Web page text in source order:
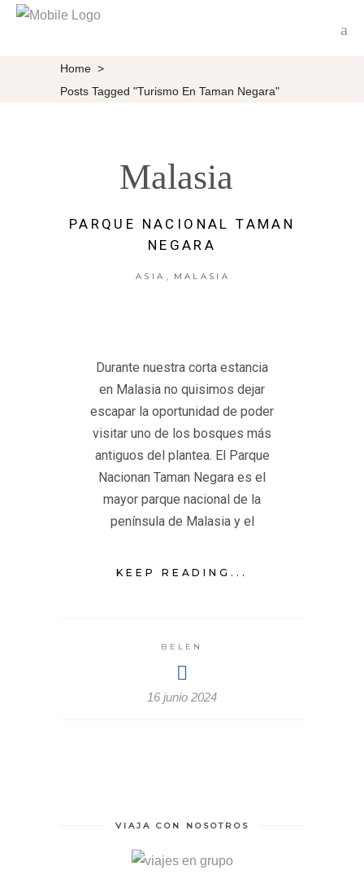
Home >
Posts Tagged "turismo En Taman Negara"
Malasia
PARQUE NACIONAL TAMAN
NEGARA
ASIA MALASIA
Durante nuestra corta estancia
en Malasia no quisimos dejar
escapar la oportunidad de poder
visitar uno de los bosques más
antiguos del plantea. El Parque
Nacionan Taman Negara es el
mayor parque nacional de la
península de Malasia y el
KEEP READING...
BELEN
16 junio 2024
VIAJA CON NOSOTROS